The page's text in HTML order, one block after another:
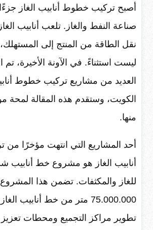
أصبح تركيب خطوط أنابيب الغاز
صناعة النفط والغاز. تلعب أنابيب
نقل الطاقة من المنتج إلى
ليست استثناءً. في الآونة الأخيرة، تم
العديد من مشاريع تركيب خطوط
الكويت، وستقدم هذه المقالة
منها.
أحد المشاريع التي انتهت مؤخرًا
أنابيب الغاز هو مشروع خط أنابيب
للغاز والمكثفات. تضمن هذا
75.000.000 متر من خط أنابيب
تطوير مراكز التجميع ومحطات